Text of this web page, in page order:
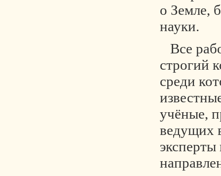
о Земле,
науки.
Все
строгий
среди
учёные,
ведущих
эксперты